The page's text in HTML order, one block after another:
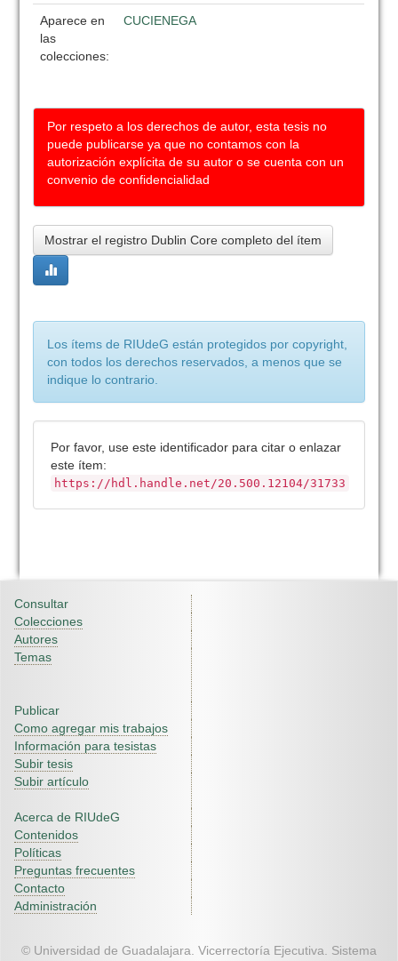
Aparece en
las
colecciones:
CUCIENEGA
Por respeto a los derechos de autor, esta tesis no
puede publicarse ya que no contamos con la
autorización explícita de su autor o se cuenta con un
convenio de confidencialidad
Mostrar el registro Dublin Core completo del ítem
Los ítems de RIUdeG están protegidos por copyright,
con todos los derechos reservados, a menos que se
indique lo contrario.
Por favor, use este identificador para citar o enlazar
este ítem:
https://hdl.handle.net/20.500.12104/31733
Consultar
Colecciones
Autores
Temas
Publicar
Como agregar mis trabajos
Información para tesistas
Subir tesis
Subir artículo
Acerca de RIUdeG
Contenidos
Políticas
Preguntas frecuentes
Contacto
Administración
© Universidad de Guadalajara. Vicerrectoría Ejecutiva. Sistema